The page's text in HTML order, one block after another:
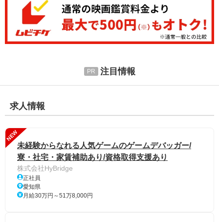
注目情報
求人情報
NEW
未経験からなれる人気ゲームのゲームデバッガー/
寮・社宅・家賃補助あり/資格取得支援あり
株式会社HyBridge
正社員
愛知県
月給30万円～51万8,000円